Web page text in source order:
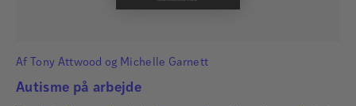
Af Tony Attwood og Michelle Garnett
Autisme på arbejde